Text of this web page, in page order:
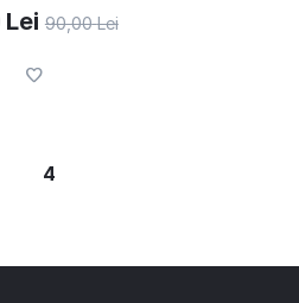
Lei 90,00 Lei
4